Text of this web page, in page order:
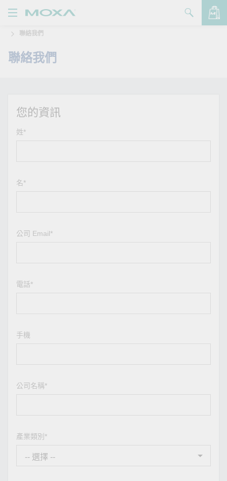
品
決方案
於我們
聯絡我們
聯絡我們
您的資訊
姓*
名*
公司 Email*
電話*
手機
公司名稱*
產業類別*
查看詢價明細